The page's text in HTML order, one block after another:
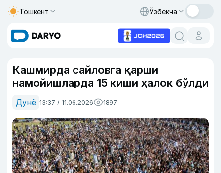
Тошкент Ўзбекча
Кашмирда сайловга қарши
намойишларда 15 киши ҳалок бўлди
Дунё 13:37 / 11.06.2026 1897